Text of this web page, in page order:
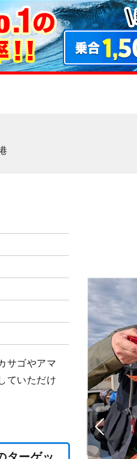
サゴやアマ
ていただけ